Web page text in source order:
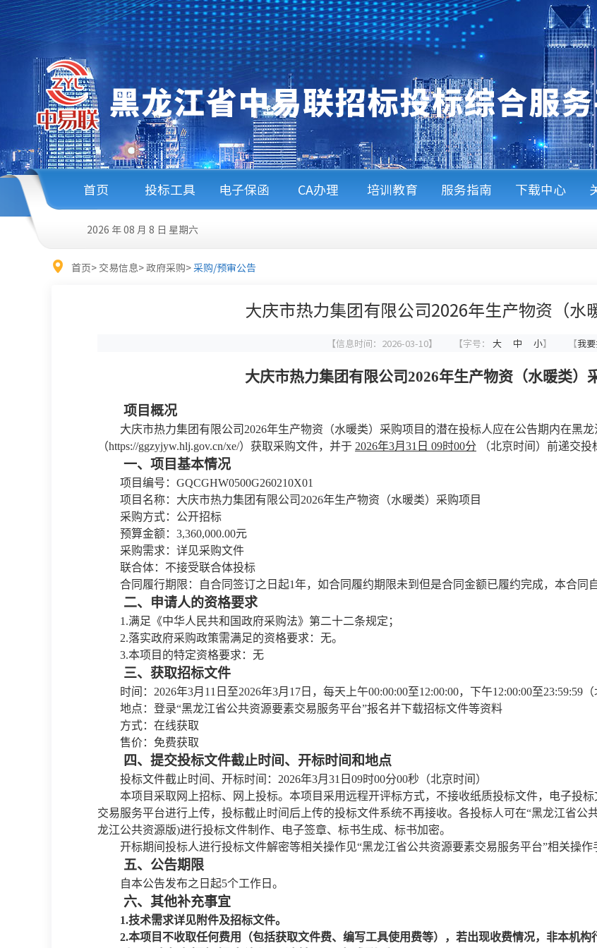
首页 投标工具 电子保函 CA办理 培训教育 服务指南 下载中心
2026 年 08 月 8 日 星期六
首页> 交易信息>政府采购>采购/预审公告
大庆市热力集团有限公司2026年生产物资（水
【信息时间：2026-03-10】 【字号： 大 中 小】 【我
大庆市热力集团有限公司2026年生产物资（水暖类）
项目概况
大庆市热力集团有限公司 2026年生产物资（水暖类）采购项目的潜在投标人应在公告期内在黑
（https://ggzyjyw.hlj.gov.cn/xe/）获取采购文件，并于 2026年3月31日 09时00分 （北京时间）前递交投
一、项目基本情况
项目编号： GQCGHW0500G260210X01
项目名称：大庆市热力集团有限公司 2026年生产物资（水暖类）采购项目
采购方式：公开招标
预算金额： 3,360,000.00元
采购需求：详见采购文件
联合体：不接受联合体投标
合同履行期限：自合同签订之日起1年，如合同履约期限未到但是合同金额已履约完成，本合同
二、申请人的资格要求
1.满足《中华人民共和国政府采购法》第二十二条规定；
2.落实政府采购政策需满足的资格要求：无。
3.本项目的特定资格要求：无
三、获取招标文件
时间： 2026年3月11日至2026年3月17日，每天上午00:00:00至12:00:00，下午12:00:00至23:59:59（
地点：登录“黑龙江省公共资源要素交易服务平台”报名并下载招标文件等资料
方式：在线获取
售价：免费获取
四、提交投标文件截止时间、开标时间和地点
投标文件截止时间、开标时间： 2026年3月31日09时00分00秒（北京时间）
本项目采取网上招标、网上投标。本项目采用远程开评标方式，不接收纸质投标文件，电子投
交易服务平台进行上传，投标截止时间后上传的投标文件系统不再接收。各投标人可在“黑龙江省公
龙江公共资源版)进行投标文件制作、电子签章、标书生成、标书加密。
开标期间投标人进行投标文件解密等相关操作见“黑龙江省公共资源要素交易服务平台”相关操作
五、公告期限
自本公告发布之日起5个工作日。
六、其他补充事宜
1.技术需求详见附件及招标文件。
2.本项目不收取任何费用（包括获取文件费、编写工具使用费等），若出现收费情况，非本机构